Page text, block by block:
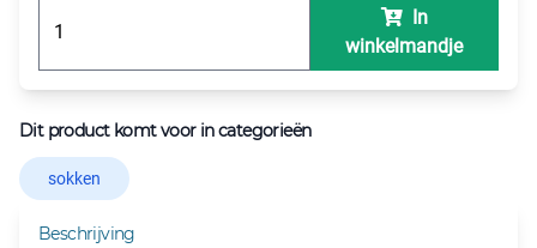
In
winkelmandje
Dit product komt voor in categorieën
sokken
Beschrijving